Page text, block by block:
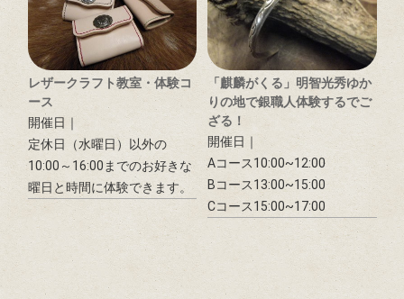
レザークラフト教室・体験コ
ース
開催日｜
定休日（水曜日）以外の
10:00～16:00までのお好きな
曜日と時間に体験できます。
「麒麟がくる」明智光秀ゆか
りの地で銀職人体験するでご
ざる！
開催日｜
Aコース10:00~12:00
Bコース13:00~15:00
Cコース15:00~17:00